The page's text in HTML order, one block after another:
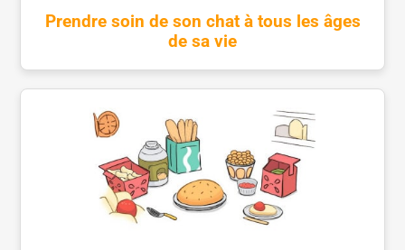
Prendre soin de son chat à tous les âges
de sa vie